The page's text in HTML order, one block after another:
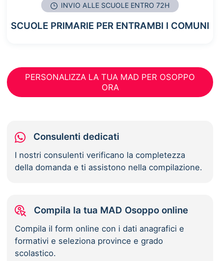
INVIO ALLE SCUOLE ENTRO 72H
SCUOLE PRIMARIE PER ENTRAMBI I COMUNI
PERSONALIZZA LA TUA MAD PER OSOPPO
ORA
Consulenti dedicati
I nostri consulenti verificano la completezza
della domanda e ti assistono nella compilazione.
Compila la tua MAD Osoppo online
Compila il form online con i dati anagrafici e
formativi e seleziona province e grado
scolastico.